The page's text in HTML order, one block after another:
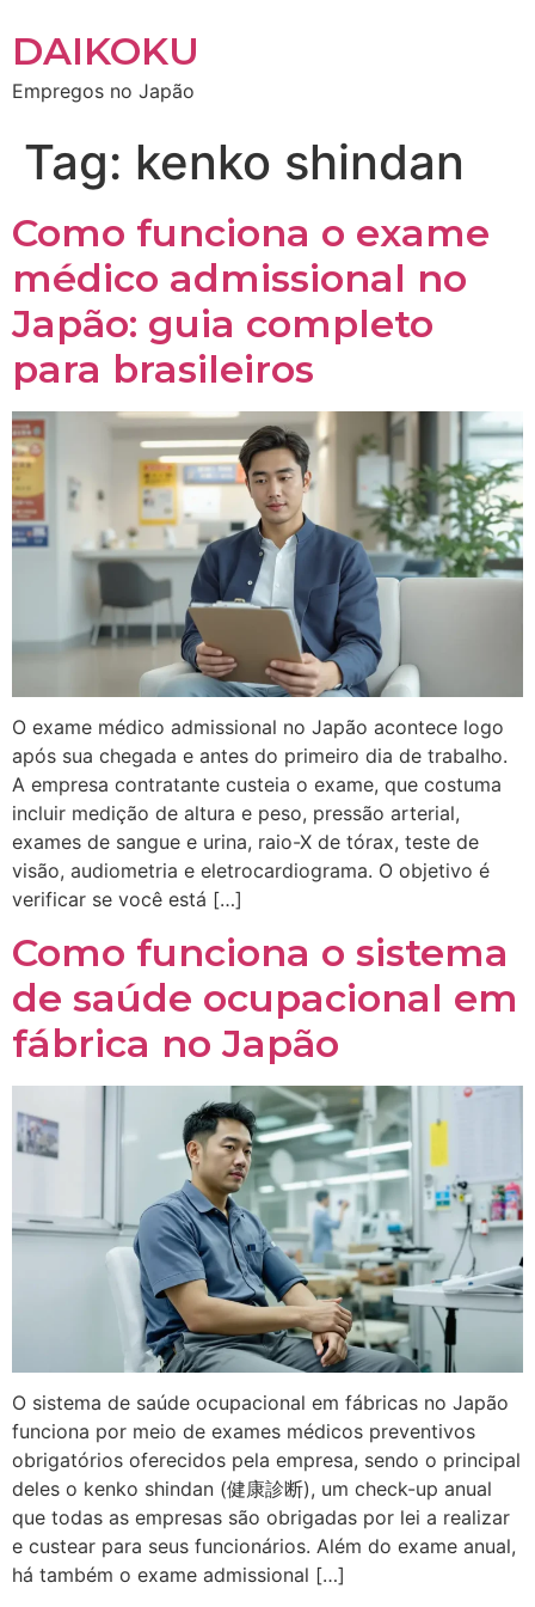
DAIKOKU
Empregos no Japão
Tag: kenko shindan
Como funciona o exame
médico admissional no
Japão: guia completo
para brasileiros
O exame médico admissional no Japão acontece logo
após sua chegada e antes do primeiro dia de trabalho.
A empresa contratante custeia o exame, que costuma
incluir medição de altura e peso, pressão arterial,
exames de sangue e urina, raio-X de tórax, teste de
visão, audiometria e eletrocardiograma. O objetivo é
verificar se você está […]
Como funciona o sistema
de saúde ocupacional em
fábrica no Japão
O sistema de saúde ocupacional em fábricas no Japão
funciona por meio de exames médicos preventivos
obrigatórios oferecidos pela empresa, sendo o principal
deles o kenko shindan (健康診断), um check-up anual
que todas as empresas são obrigadas por lei a realizar
e custear para seus funcionários. Além do exame anual,
há também o exame admissional […]